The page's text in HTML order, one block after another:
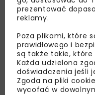
prezentować
reklamy.
Poza plikami, które
prawidłowego i
są także takie,
Każda udzielona
doświadczenia jeśli
Zgoda na pliki
wycofać w